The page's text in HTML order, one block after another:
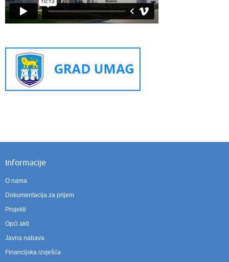
Informacije
O nama
Dokumentacija za prijem
Projekti
Opći akti
Javna nabava
Financijska izvješća